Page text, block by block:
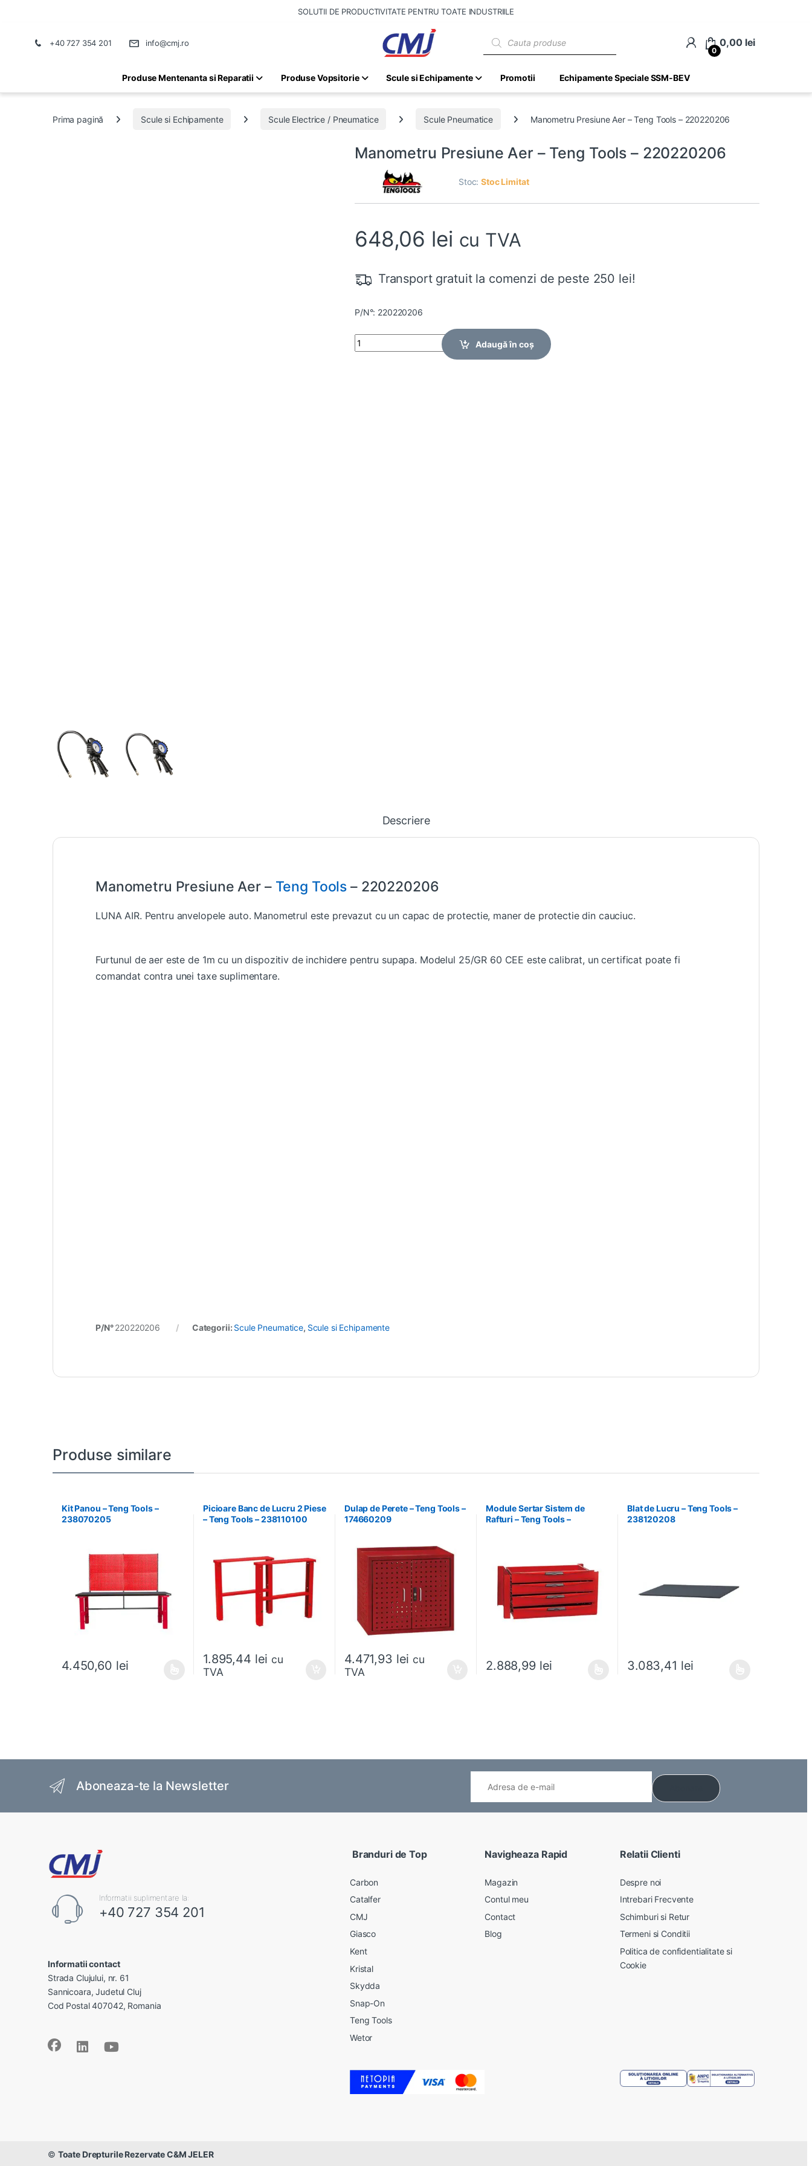
SOLUTII DE PRODUCTIVITATE PENTRU TOATE INDUSTRIILE
+40 727 354 201 info@cmj.ro
0
0,00 lei
Produse Mentenanta si Reparatii Produse Vopsitorie Scule si Echipamente Promotii Echipamente Speciale SSM-BEV
Prima pagină Scule si Echipamente Scule Electrice / Pneumatice Scule Pneumatice Manometru Presiune Aer – Teng Tools – 220220206
Manometru Presiune Aer – Teng Tools – 220220206
Stoc:Stoc Limitat
648,06 lei cu TVA
Transport gratuit la comenzi de peste 250 lei!
P/N°: 220220206
Quantity
Adaugă în coș
Descriere
Manometru Presiune Aer – Teng Tools – 220220206
LUNA AIR. Pentru anvelopele auto. Manometrul este prevazut cu un capac de protectie, maner de protectie din cauciuc.
Furtunul de aer este de 1m cu un dispozitiv de inchidere pentru supapa. Modelul 25/GR 60 CEE este calibrat, un certificat poate fi
comandat contra unei taxe suplimentare.
P/N°220220206 Categorii: Scule Pneumatice, Scule si Echipamente
Produse similare
Kit Panou – Teng Tools –
238070205
4.450,60 lei
Acest produs are mai multe variații. Opțiunile pot fi alese în pagina produsului.
Picioare Banc de Lucru 2 Piese
– Teng Tools – 238110100
1.895,44 lei cu
TVA
Dulap de Perete – Teng Tools –
174660209
4.471,93 lei cu
TVA
Module Sertar Sistem de
Rafturi – Teng Tools –
2.888,99 lei
Blat de Lucru – Teng Tools –
238120208
3.083,41 lei
Aboneaza-te la Newsletter
Informatii suplimentare la:
+40 727 354 201
Informatii contact
Strada Clujului, nr. 61
Sannicoara, Judetul Cluj
Cod Postal 407042, Romania
Branduri de Top
Carbon
Catalfer
CMJ
Giasco
Kent
Kristal
Skydda
Snap-On
Teng Tools
Wetor
Navigheaza Rapid
Magazin
Contul meu
Contact
Blog
Relatii Clienti
Despre noi
Intrebari Frecvente
Schimburi si Retur
Termeni si Conditii
Politica de confidentialitate si
Cookie
© Toate Drepturile Rezervate C&M JELER